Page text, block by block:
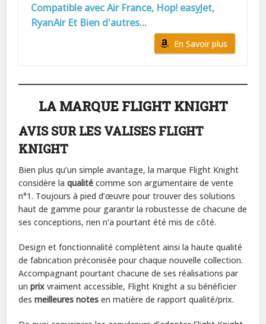
Compatible avec Air France, Hop! easyJet,
RyanAir Et Bien d'autres...
En Savoir plus
LA MARQUE FLIGHT KNIGHT
AVIS SUR LES VALISES FLIGHT
KNIGHT
Bien plus qu’un simple avantage, la marque Flight Knight
considère laqualité comme son argumentaire de vente
n°1. Toujours à pied d’œuvre pour trouver des solutions
haut de gamme pour garantir la robustesse de chacune de
ses conceptions, rien n’a pourtant été mis de côté.
Design et fonctionnalité complètent ainsi la haute qualité
de fabrication préconisée pour chaque nouvelle collection.
Accompagnant pourtant chacune de ses réalisations par
un prix vraiment accessible, Flight Knight a su bénéficier
desmeilleures notes en matière de rapport qualité/prix.